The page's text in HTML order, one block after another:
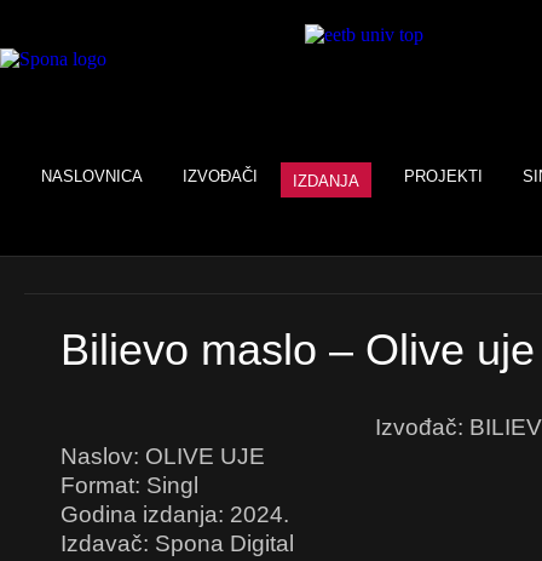
NASLOVNICA IZVOĐAČI IZDANJA PROJEKTI
Bilievo maslo – Olive uje
Izvođač:
Naslov: OLIVE UJE
Format: Singl
Godina izdanja: 2024.
Izdavač: Spona Digital